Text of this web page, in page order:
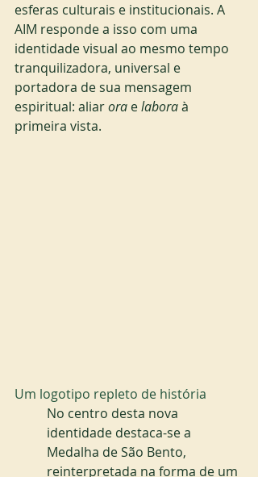
esferas culturais e institucionais. A
AIM responde a isso com uma
identidade visual ao mesmo tempo
tranquilizadora, universal e
portadora de sua mensagem
espiritual: aliar ora e labora à
primeira vista.
Um logotipo repleto de história
No centro desta nova
identidade destaca-se a
Medalha de São Bento,
reinterpretada na forma de um